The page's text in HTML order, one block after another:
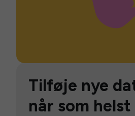
Tilføje nye
når som helst